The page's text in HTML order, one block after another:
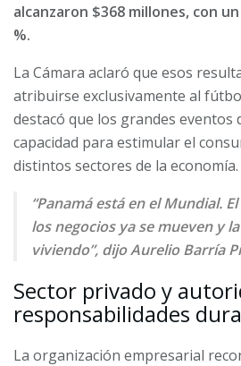
alcanzaron $368 millones, con
%.
La Cámara aclaró que esos
atribuirse exclusivamente al
destacó que los grandes
capacidad para estimular el
distintos sectores de la economía.
“Panamá está en el Mundial.
los negocios ya se mueven y
viviendo”, dijo Aurelio Barría
Sector privado y
responsabilidades
La organización empresarial